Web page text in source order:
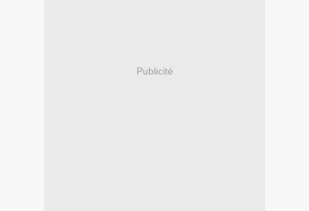
Publicité